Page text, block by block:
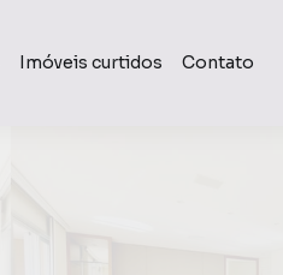
Imóveis curtidos Contato